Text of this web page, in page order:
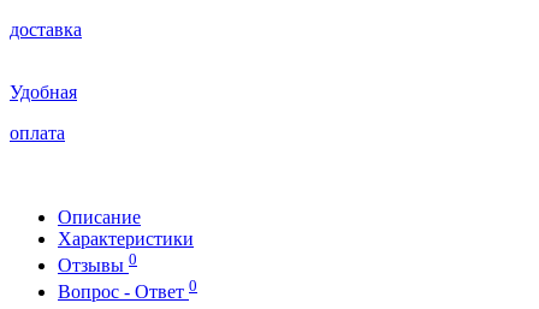
доставка
Удобная
оплата
Описание
Характеристики
Отзывы 0
Вопрос - Ответ 0